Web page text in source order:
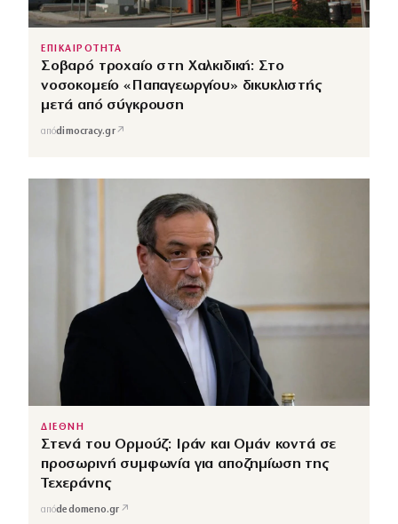
ΕΠΙΚΑΙΡΟΤΗΤΑ
Σοβαρό τροχαίο στη Χαλκιδική: Στο
νοσοκομείο «Παπαγεωργίου» δικυκλιστής
μετά από σύγκρουση
απόdimocracy.gr↗
ΔΙΕΘΝΗ
Στενά του Ορμούζ: Ιράν και Ομάν κοντά σε
προσωρινή συμφωνία για αποζημίωση της
Τεχεράνης
απόdedomeno.gr ↗